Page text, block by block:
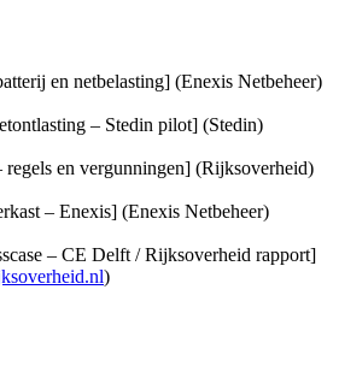
en netbelasting] (Enexis Netbeheer)
– Stedin pilot] (Stedin)
en vergunningen] (Rijksoverheid)
– Enexis] (Enexis Netbeheer)
– CE Delft / Rijksoverheid rapport]
)